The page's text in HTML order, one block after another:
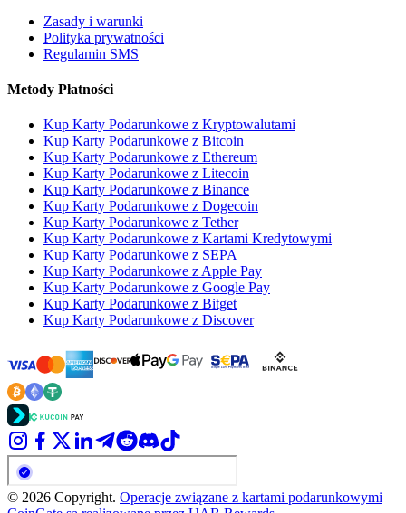
Zasady i warunki
Polityka prywatności
Regulamin SMS
Metody Płatności
Kup Karty Podarunkowe z Kryptowalutami
Kup Karty Podarunkowe z Bitcoin
Kup Karty Podarunkowe z Ethereum
Kup Karty Podarunkowe z Litecoin
Kup Karty Podarunkowe z Binance
Kup Karty Podarunkowe z Dogecoin
Kup Karty Podarunkowe z Tether
Kup Karty Podarunkowe z Kartami Kredytowymi
Kup Karty Podarunkowe z SEPA
Kup Karty Podarunkowe z Apple Pay
Kup Karty Podarunkowe z Google Pay
Kup Karty Podarunkowe z Bitget
Kup Karty Podarunkowe z Discover
© 2026 Copyright. Operacje związane z kartami podarunkowymi